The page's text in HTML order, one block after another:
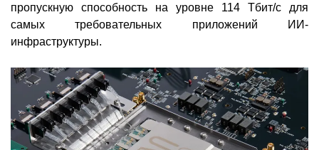
пропускную способность на уровне 114 Тбит/с для
самых требовательных приложений ИИ-
инфраструктуры.